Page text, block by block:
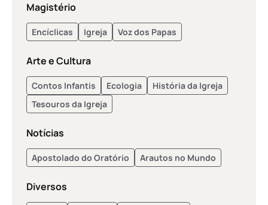
Magistério
Encíclicas Igreja Voz dos Papas
Arte e Cultura
Contos Infantis Ecologia
História da Igreja
Tesouros da Igreja
Notícias
Apostolado do Oratório Arautos no Mundo
Diversos